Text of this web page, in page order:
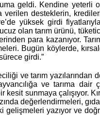
geldi. Kendine yeterli
verilen desteklerin,
yüksek girdi
olan tarım ürünü,
para kazanıyor.
Bugün köylerde,
girdi.”
ve tarım yazılarından
ve tarıma
kesit sunmaya çalışıyor.
değerlendirmeleri,
yazıyor ve